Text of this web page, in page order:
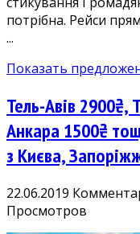
потрібна. Рейси
...
Показать
Тель-Авів 2900₴,
Анкара 1500₴
з Києва,
22.06.2019
Просмотров